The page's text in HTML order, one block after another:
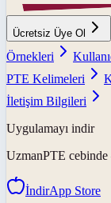
Ücretsiz Üye Ol
Örnekleri
PTE Kelimeleri
İletişim Bilgileri
Uygulamayı indir
UzmanPTE
İndirApp Store